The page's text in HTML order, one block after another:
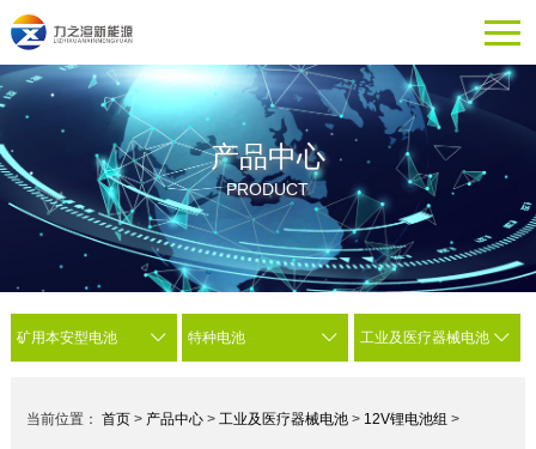
产品中心
PRODUCT
矿用本安型电池 特种电池 工业及医疗器械电池
当前位置： 首页> 产品中心> 工业及医疗器械电池> 12V锂电池组 >